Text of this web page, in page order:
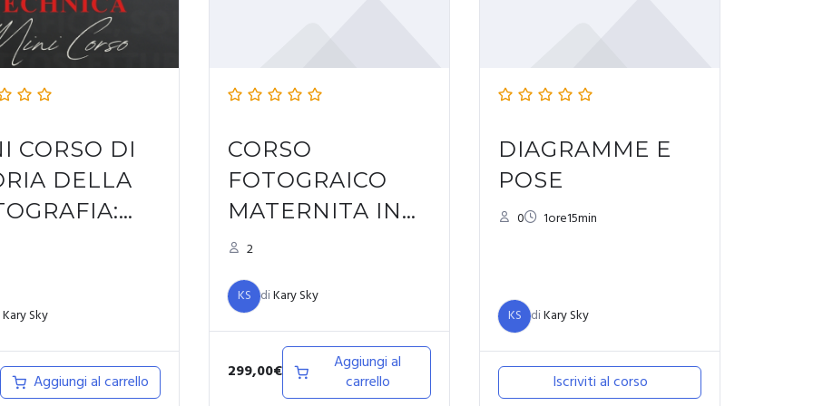
CORSO DI
DELLA
E
Kary Sky
Aggiungi al carrello
CORSO
FOTOGRAICO
MATERNITA IN
STILE FASHION
2
KS diKary Sky
299,00€
Aggiungi al
carrello
DIAGRAMME E
POSE
0 1ore15min
KS diKary Sky
Iscriviti al corso